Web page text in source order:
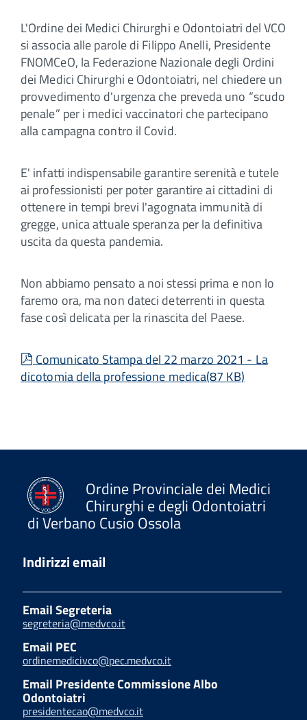
L'Ordine dei Medici Chirurghi e Odontoiatri del VCO
si associa alle parole di Filippo Anelli, Presidente
FNOMCeO, la Federazione Nazionale degli Ordini
dei Medici Chirurghi e Odontoiatri, nel chiedere un
provvedimento d'urgenza che preveda uno “scudo
penale” per i medici vaccinatori che partecipano
alla campagna contro il Covid.
E' infatti indispensabile garantire serenità e tutele
ai professionisti per poter garantire ai cittadini di
ottenere in tempi brevi l'agognata immunità di
gregge, unica attuale speranza per la definitiva
uscita da questa pandemia.
Non abbiamo pensato a noi stessi prima e non lo
faremo ora, ma non dateci deterrenti in questa
fase così delicata per la rinascita del Paese.
pdf
Comunicato Stampa del 22 marzo 2021 - La
dicotomia della professione medica(87 KB)
Ordine Provinciale dei Medici
Chirurghi e degli Odontoiatri
di Verbano Cusio Ossola
Indirizzi email
Email Segreteria
segreteria@medvco.it
Email PEC
ordinemedicivco@pec.medvco.it
Email Presidente Commissione Albo
Odontoiatri
presidentecao@medvco.it